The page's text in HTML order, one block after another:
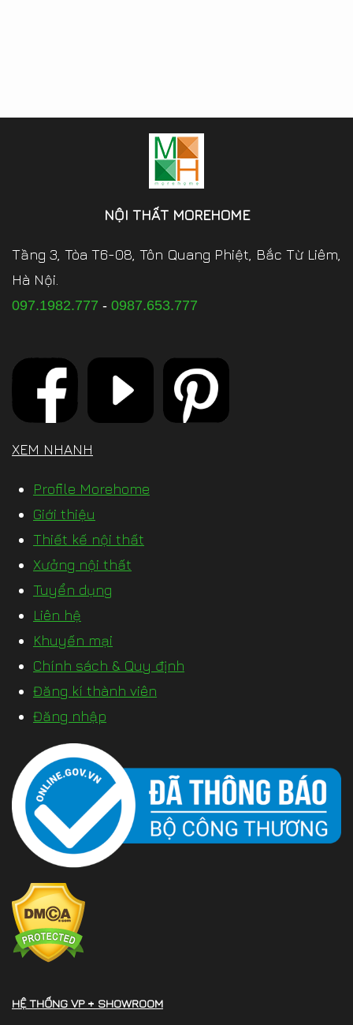
NỘI THẤT MOREHOME
Tầng 3, Tòa T6-08, Tôn Quang Phiệt, Bắc Từ Liêm,
Hà Nội.
097.1982.777 - 0987.653.777
XEM NHANH
Profile Morehome
Giới thiệu
Thiết kế nội thất
Xưởng nội thất
Tuyển dụng
Liên hệ
Khuyến mại
Chính sách & Quy định
Đăng kí thành viên
Đăng nhập
HỆ THỐNG VP + SHOWROOM